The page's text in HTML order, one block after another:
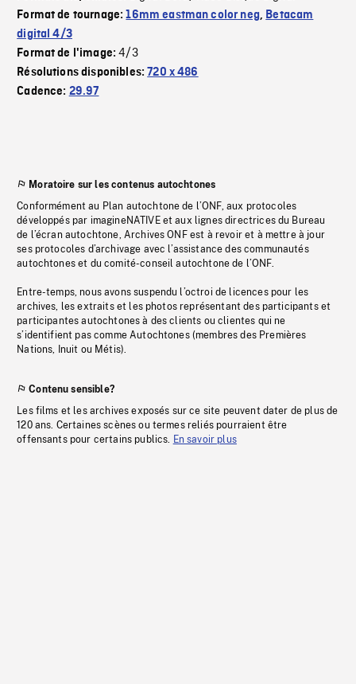
Format de tournage:16mm eastman color neg, Betacam
digital 4/3
Format de l'image:4/3
Résolutions disponibles:720 x 486
Cadence: 29.97
Moratoire sur les contenus autochtones
Conformément au Plan autochtone de l’ONF, aux protocoles
développés par imagineNATIVE et aux lignes directrices du Bureau
de l’écran autochtone, Archives ONF est à revoir et à mettre à jour
ses protocoles d’archivage avec l’assistance des communautés
autochtones et du comité-conseil autochtone de l’ONF.
Entre-temps, nous avons suspendu l’octroi de licences pour les
archives, les extraits et les photos représentant des participants et
participantes autochtones à des clients ou clientes qui ne
s’identifient pas comme Autochtones (membres des Premières
Nations, Inuit ou Métis).
Contenu sensible?
Les films et les archives exposés sur ce site peuvent dater de plus de
120 ans. Certaines scènes ou termes reliés pourraient être
offensants pour certains publics. En savoir plus